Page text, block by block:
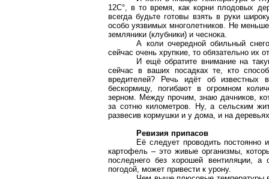
12С°, в то время, как корни плодовых
всегда будьте готовы взять в руки
особо уязвимых многолетников. Не
земляники (клубники) и чеснока.
А коли очередной обильный
сейчас очень хрупкие, то обязательно их
И ещё обратите внимание на
сейчас в ваших посадках те, кто
вредителей? Речь идёт об
бескормицу, погибают в огромном
зерном. Между прочим, знаю дачников,
за сотню километров. Ну, а сельским
развесив кормушки и у дома, и на
Ревизия припасов
Её следует проводить
картофель – это живые организмы,
последнего без хорошей вентиляции,
погодой, может привести к урону.